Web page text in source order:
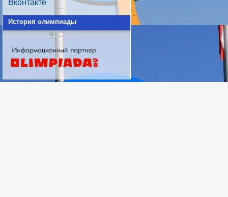
Вконтакте
История олимпиады